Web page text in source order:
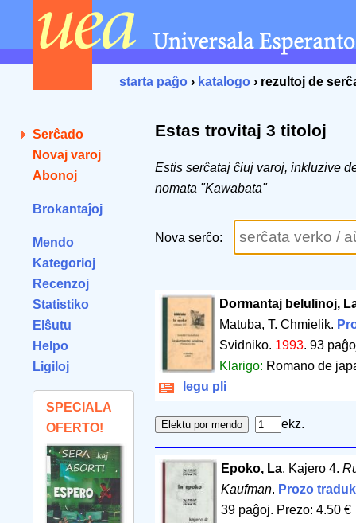
starta paĝo › katalogo › rezultoj de
Serĉado
Novaj varoj
Abonoj
Brokantaĵoj
Mendo
Kategorioj
Recenzoj
Statistiko
Elŝutu
Helpo
Ligiloj
SPECIALA
OFERTO!
Estas trovitaj 3 titoloj
Estis serĉataj ĉiuj varoj, inkluzive
nomata "Kawabata"
Nova serĉo:
Dormantaj belulinoj,
Matuba, T. Chmielik.
Svidniko. 1993. 93
Klarigo: Romano de
legu pli
ekz.
Epoko, La. Kajero 4.
Kaufman. Prozo
39 paĝoj. Prezo: 4.50 €